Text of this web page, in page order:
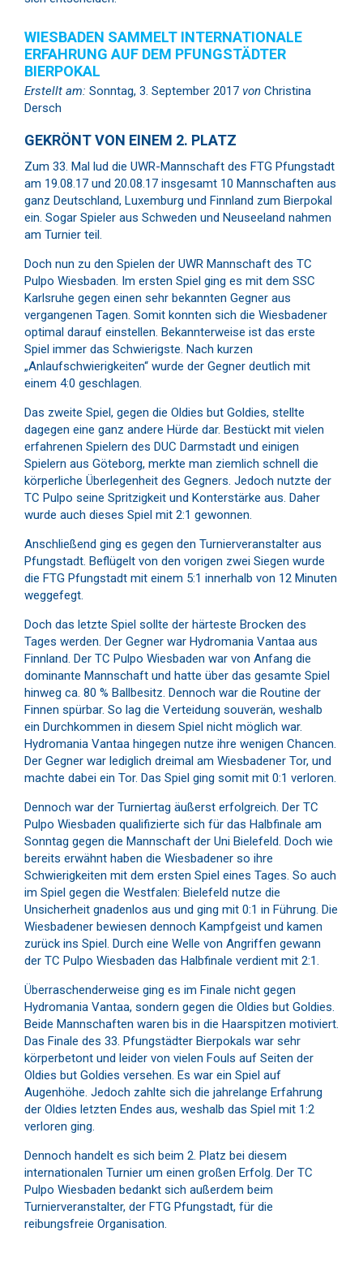
WIESBADEN SAMMELT INTERNATIONALE
ERFAHRUNG AUF DEM PFUNGSTÄDTER
BIERPOKAL
Erstellt am: Sonntag, 3. September 2017 von Christina
Dersch
GEKRÖNT VON EINEM 2. PLATZ
Zum 33. Mal lud die UWR-Mannschaft des FTG Pfungstadt
am 19.08.17 und 20.08.17 insgesamt 10 Mannschaften aus
ganz Deutschland, Luxemburg und Finnland zum Bierpokal
ein. Sogar Spieler aus Schweden und Neuseeland nahmen
am Turnier teil.
Doch nun zu den Spielen der UWR Mannschaft des TC
Pulpo Wiesbaden. Im ersten Spiel ging es mit dem SSC
Karlsruhe gegen einen sehr bekannten Gegner aus
vergangenen Tagen. Somit konnten sich die Wiesbadener
optimal darauf einstellen. Bekannterweise ist das erste
Spiel immer das Schwierigste. Nach kurzen
„Anlaufschwierigkeiten“ wurde der Gegner deutlich mit
einem 4:0 geschlagen.
Das zweite Spiel, gegen die Oldies but Goldies, stellte
dagegen eine ganz andere Hürde dar. Bestückt mit vielen
erfahrenen Spielern des DUC Darmstadt und einigen
Spielern aus Göteborg, merkte man ziemlich schnell die
körperliche Überlegenheit des Gegners. Jedoch nutzte der
TC Pulpo seine Spritzigkeit und Konterstärke aus. Daher
wurde auch dieses Spiel mit 2:1 gewonnen.
Anschließend ging es gegen den Turnierveranstalter aus
Pfungstadt. Beflügelt von den vorigen zwei Siegen wurde
die FTG Pfungstadt mit einem 5:1 innerhalb von 12 Minuten
weggefegt.
Doch das letzte Spiel sollte der härteste Brocken des
Tages werden. Der Gegner war Hydromania Vantaa aus
Finnland. Der TC Pulpo Wiesbaden war von Anfang die
dominante Mannschaft und hatte über das gesamte Spiel
hinweg ca. 80 % Ballbesitz. Dennoch war die Routine der
Finnen spürbar. So lag die Verteidung souverän, weshalb
ein Durchkommen in diesem Spiel nicht möglich war.
Hydromania Vantaa hingegen nutze ihre wenigen Chancen.
Der Gegner war lediglich dreimal am Wiesbadener Tor, und
machte dabei ein Tor. Das Spiel ging somit mit 0:1 verloren.
Dennoch war der Turniertag äußerst erfolgreich. Der TC
Pulpo Wiesbaden qualifizierte sich für das Halbfinale am
Sonntag gegen die Mannschaft der Uni Bielefeld. Doch wie
bereits erwähnt haben die Wiesbadener so ihre
Schwierigkeiten mit dem ersten Spiel eines Tages. So auch
im Spiel gegen die Westfalen: Bielefeld nutze die
Unsicherheit gnadenlos aus und ging mit 0:1 in Führung. Die
Wiesbadener bewiesen dennoch Kampfgeist und kamen
zurück ins Spiel. Durch eine Welle von Angriffen gewann
der TC Pulpo Wiesbaden das Halbfinale verdient mit 2:1.
Überraschenderweise ging es im Finale nicht gegen
Hydromania Vantaa, sondern gegen die Oldies but Goldies.
Beide Mannschaften waren bis in die Haarspitzen motiviert.
Das Finale des 33. Pfungstädter Bierpokals war sehr
körperbetont und leider von vielen Fouls auf Seiten der
Oldies but Goldies versehen. Es war ein Spiel auf
Augenhöhe. Jedoch zahlte sich die jahrelange Erfahrung
der Oldies letzten Endes aus, weshalb das Spiel mit 1:2
verloren ging.
Dennoch handelt es sich beim 2. Platz bei diesem
internationalen Turnier um einen großen Erfolg. Der TC
Pulpo Wiesbaden bedankt sich außerdem beim
Turnierveranstalter, der FTG Pfungstadt, für die
reibungsfreie Organisation.